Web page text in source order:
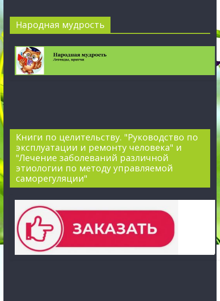
Народная мудрость
Книги по целительству. "Руководство по
эксплуатации и ремонту человека" и
"Лечение заболеваний различной
этиологии по методу управляемой
саморегуляции"